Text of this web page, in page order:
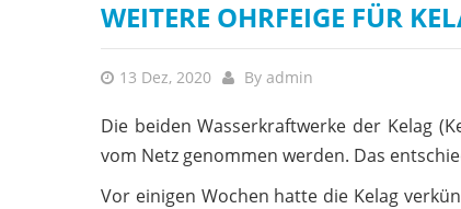
WEITERE OHRFEIGE FÜR
13 Dez, 2020 By admin
Die beiden Wasserkraftwerke der Kelag
vom Netz genommen werden. Das
Vor einigen Wochen hatte die Kelag